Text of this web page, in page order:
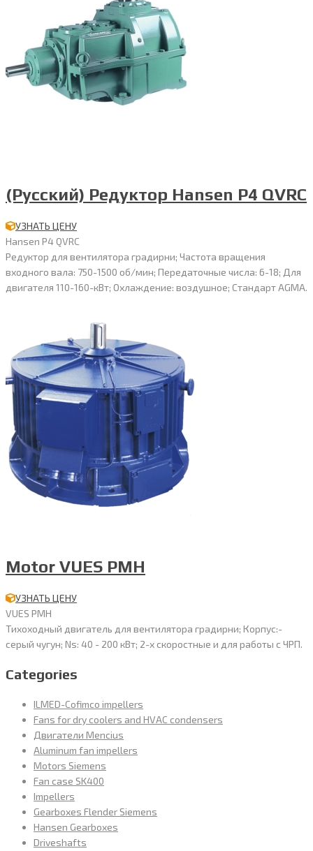
(Русский) Редуктор Hansen P4 QVRC
УЗНАТЬ ЦЕНУ
Hansen P4 QVRC
Редуктор для вентилятора градирни; Частота вращения
входного вала: 750-1500 об/мин; Передаточные числа: 6-18; Для
двигателя 110-160-кВт; Охлаждение: воздушное; Стандарт AGMA.
Motor VUES PMH
УЗНАТЬ ЦЕНУ
VUES PMH
Тихоходный двигатель для вентилятора градирни; Корпус:-
серый чугун; Ns: 40 - 200 кВт; 2-х скоростные и для работы с ЧРП.
Categories
ILMED-Cofimco impellers
Fans for dry coolers and HVAC condensers
Двигатели Mencius
Aluminum fan impellers
Motors Siemens
Fan case SK400
Impellers
Gearboxes Flender Siemens
Hansen Gearboxes
Driveshafts